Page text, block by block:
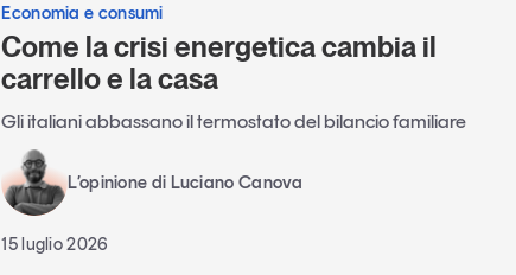
Economia e consumi
Come la crisi energetica cambia il
carrello e la casa
Gli italiani abbassano il termostato del bilancio familiare
L’opinione di Luciano Canova
15 luglio 2026